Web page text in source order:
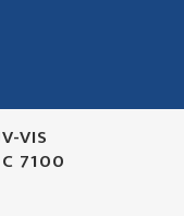
VIS
7100